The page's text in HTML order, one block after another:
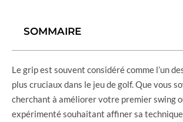
SOMMAIRE
Le grip est souvent considéré comme l’un
plus cruciaux dans le jeu de golf. Que vous
cherchant à améliorer votre premier swing
expérimenté souhaitant affiner sa